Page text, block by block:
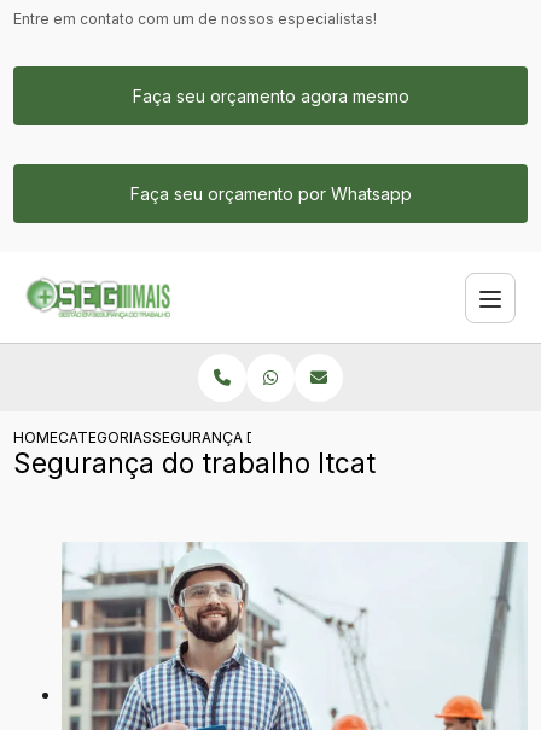
Entre em contato com um de nossos especialistas!
Faça seu orçamento agora mesmo
Faça seu orçamento por Whatsapp
HOMECATEGORIASSEGURANÇA DO TRABALHO LTCAT
Segurança do trabalho ltcat